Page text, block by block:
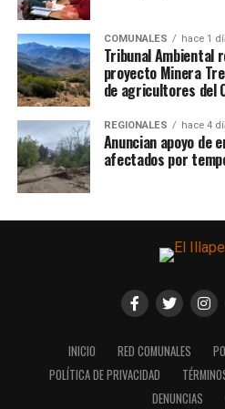
COMUNALES hace 1
Tribunal Ambiental
proyecto Minera
de agricultores del
REGIONALES hace 4
Anuncian apoyo de
afectados por
INICIO RED COMUNALES
POLÍTICA DE PRIVACIDAD
DENUNCIAS